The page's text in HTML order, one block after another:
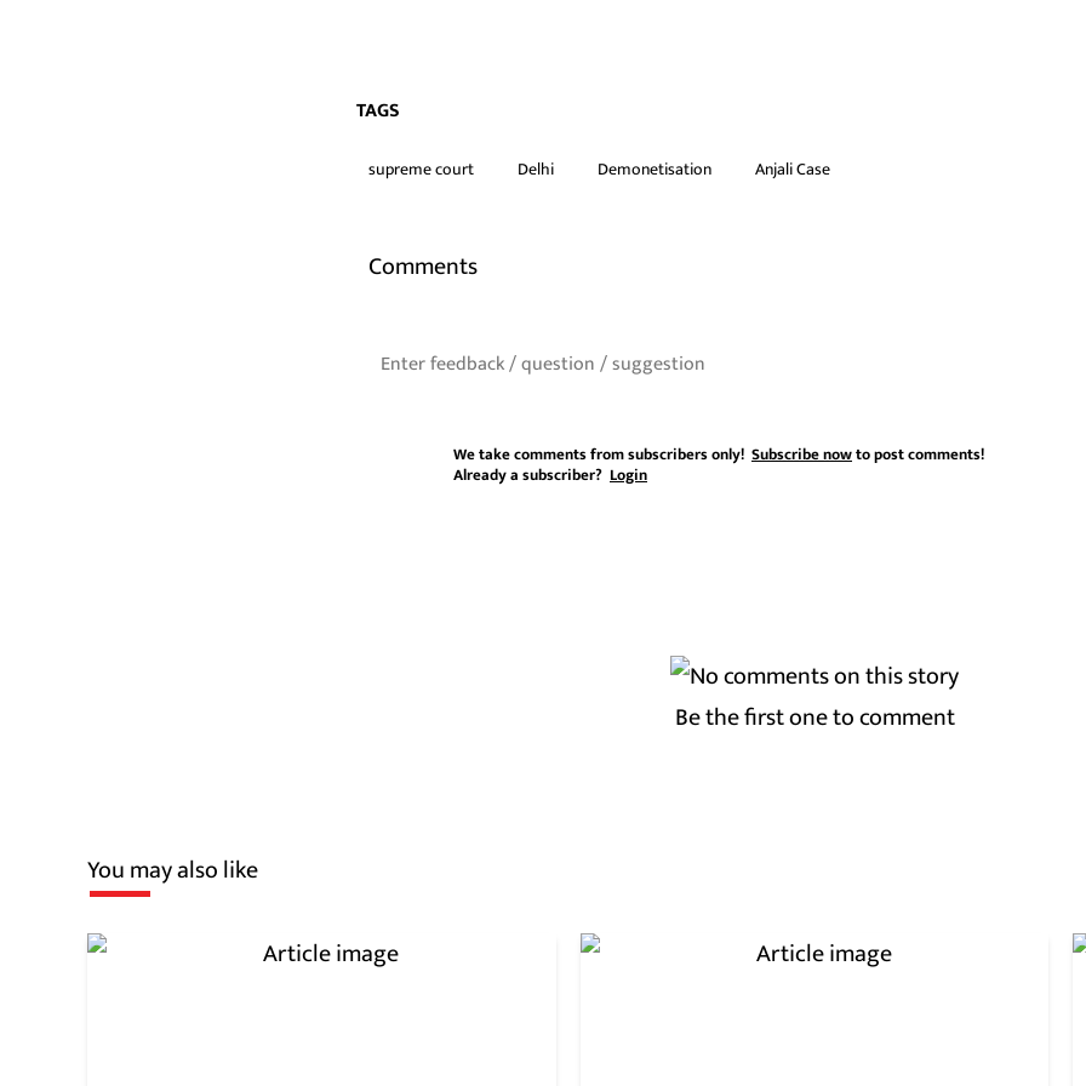
TAGS
supreme court Delhi Demonetisation Anjali Case
Comments
We take comments from subscribers only! Subscribe nowto post comments!
Already a subscriber? Login
Be the first one to comment
You may also like